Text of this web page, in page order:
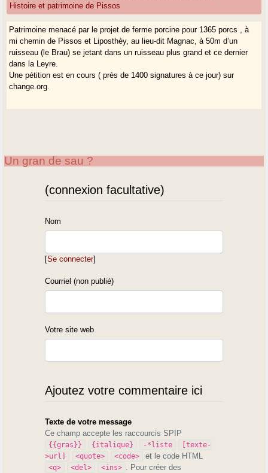
Histoire et patrimoine de Pissos
Patrimoine menacé par le projet de ferme porcine pour 1365 porcs , à
mi chemin de Pissos et Liposthèy, au lieu-dit Magnac, à 50m d’un
ruisseau (le Brau) se jetant dans un ruisseau plus grand et ce dernier
dans la Leyre.
Une pétition est en cours ( près de 1400 signatures à ce jour) sur
change.org.
Un gran de sau ?
(connexion facultative)
Nom
[Se connecter]
Courriel (non publié)
Votre site web
Ajoutez votre commentaire ici
Texte de votre message
Ce champ accepte les raccourcis SPIP
{{gras}} {italique} -*liste
[texte-
>url]
<quote> <code> et le code HTML
<q> <del> <ins>
. Pour créer des